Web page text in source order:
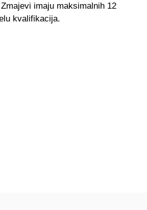
imaju maksimalnih 12
kvalifikacija.